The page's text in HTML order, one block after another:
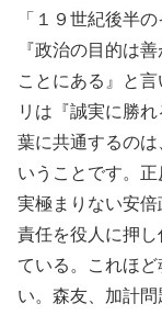
「１９世紀後半
『政治の目的は
ことにある』と
リは『誠実に勝
葉に共通するの
いうことです。
実極まりない安倍
責任を役人に押
ている。これほ
い。森友、加計